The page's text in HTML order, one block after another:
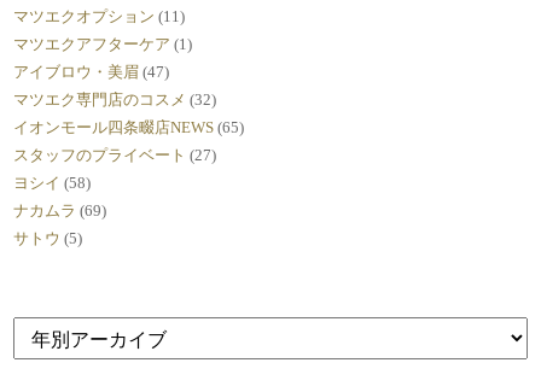
マツエクオプション (11)
マツエクアフターケア (1)
アイブロウ・美眉 (47)
マツエク専門店のコスメ (32)
イオンモール四条畷店NEWS (65)
スタッフのプライベート (27)
ヨシイ (58)
ナカムラ (69)
サトウ (5)